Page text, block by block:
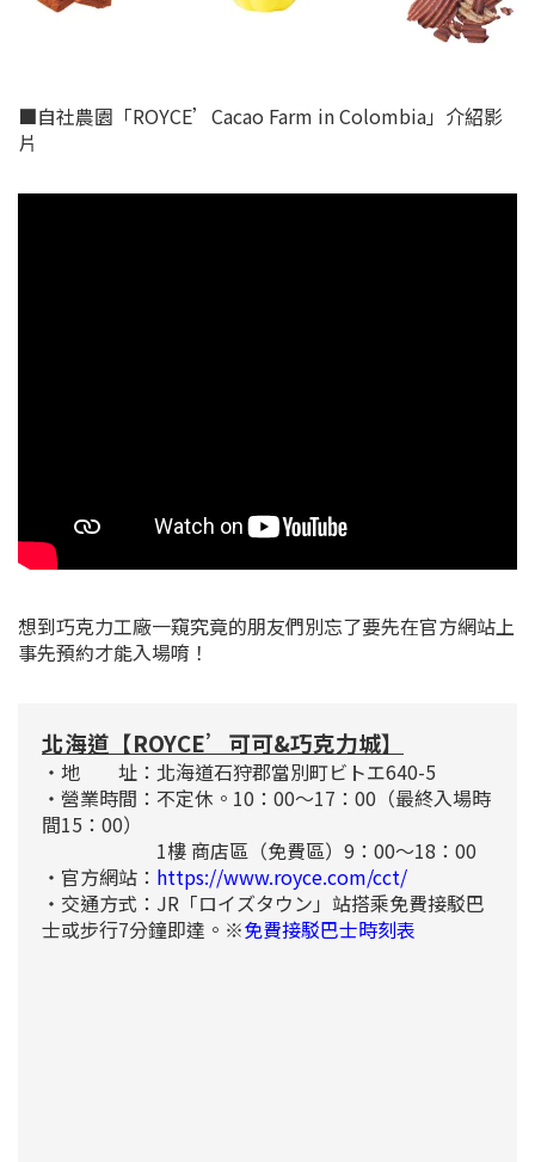
■自社農園「ROYCE’Cacao Farm in Colombia」介紹影
片
想到巧克力工廠一窺究竟的朋友們別忘了要先在官方網站上
事先預約才能入場唷！
北海道【ROYCE’可可&巧克力城】
・地 址：北海道石狩郡當別町ビトエ640-5
・營業時間：不定休。10：00～17：00（最終入場時
間15：00）
1樓 商店區（免費區）9：00～18：00
・官方網站： https://www.royce.com/cct/
・交通方式：JR「ロイズタウン」站搭乘免費接駁巴
士或步行7分鐘即達。※免費接駁巴士時刻表